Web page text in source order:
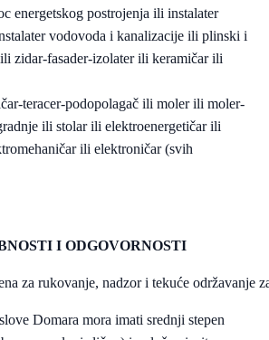
energetskog postrojenja ili instalater
vodovoda i kanalizacije ili plinski i
zidar-fasader-izolater ili keramičar ili
teracer-podopolagač ili moler ili moler-
ili stolar ili elektroenergetičar ili
ili elektroničar (svih
I ODGOVORNOSTI
za rukovanje, nadzor i tekuće održavanje
Domara mora imati srednji stepen